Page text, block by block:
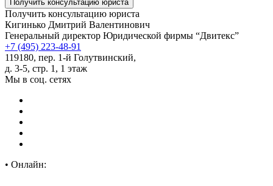
Получить консультацию юриста
Кигинько Дмитрий Валентинович
Генеральный директор Юридической фирмы “Двитекс”
+7 (495) 223-48-91
119180, пер. 1-й Голутвинский,
д. 3-5, стр. 1, 1 этаж
Мы в соц. сетях
• Онлайн: